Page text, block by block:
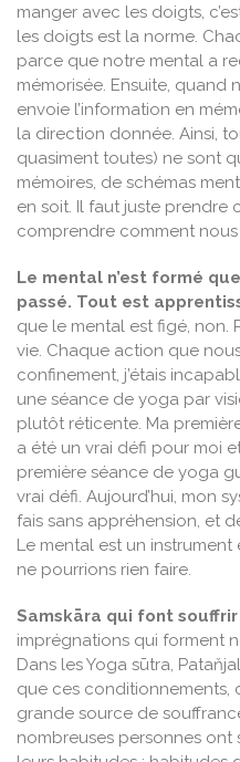
manger avec les doigts,
les doigts est la norme.
parce que notre mental a
mémorisée. Ensuite, quand
envoie l’information en
la direction donnée. Ainsi,
quasiment toutes) ne sont
mémoires, de schémas
en soit. Il faut juste prendre
comprendre comment
Le mental n’est formé
passé. Tout est
que le mental est figé, non.
vie. Chaque action que
confinement, j’étais
une séance de yoga par
plutôt réticente. Ma
a été un vrai défi pour moi
première séance de yoga
vrai défi. Aujourd’hui, mon
fais sans appréhension, et
Le mental est un instrument
ne pourrions rien faire.
Samskāra qui font souffrir
imprégnations qui forment
Dans les Yoga sūtra,
que ces conditionnements,
grande source de
nombreuses personnes